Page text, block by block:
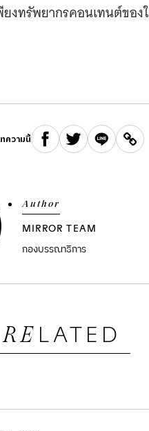
งทรัพยากรคอนเทนต์ของ
ความนี้
Author
MIRROR TEAM
กองบรรณาธิการ
RE LATED